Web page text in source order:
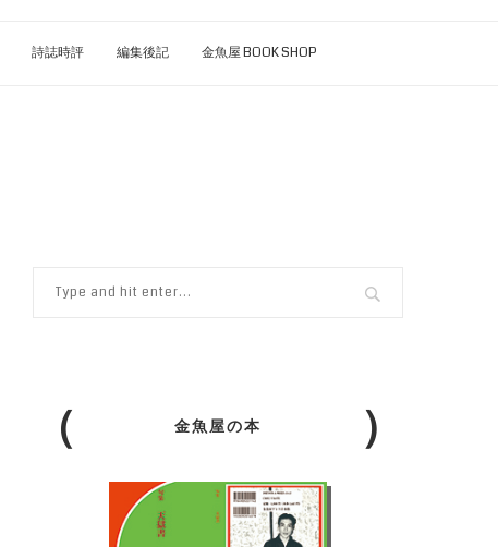
詩誌時評 編集後記 金魚屋 BOOK SHOP
金魚屋の本